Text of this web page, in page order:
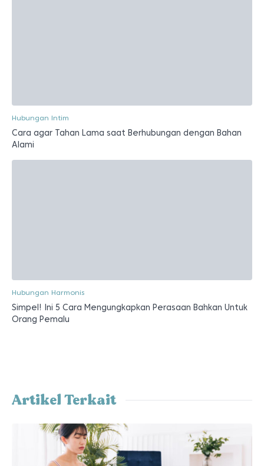
Hubungan Intim
Cara agar Tahan Lama saat Berhubungan dengan Bahan
Alami
Hubungan Harmonis
Simpel! Ini 5 Cara Mengungkapkan Perasaan Bahkan Untuk
Orang Pemalu
Artikel Terkait